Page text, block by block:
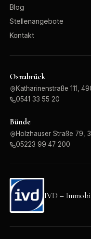
Blog
Stellenangebote
Kontakt
Osnabrück
Katharinenstraße 111,
0541 33 55 20
Bünde
Holzhauser Straße 79,
05223 99 47 200
IVD –